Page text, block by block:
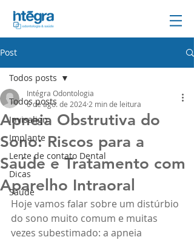
Post
Todos posts
Invisalign
Implante
Lente de contato Dental
Dicas
Saúde
Todos posts
Apneia Obstrutiva do
Sono: Riscos para a
Saúde e Tratamento com
Aparelho Intraoral
Intégra Odontologia
6 de ago. de 2024 2 min de leitura
Hoje vamos falar sobre um distúrbio
do sono muito comum e muitas
vezes subestimado: a apneia